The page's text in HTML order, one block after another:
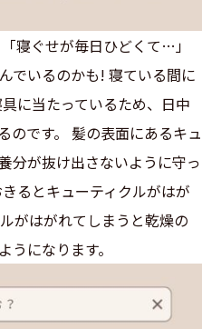
寝ぐせが毎日ひどくて…」
でいるのかも! 寝ている間に
に当たっているため、日中
のです。 髪の表面にあるキュ
分が抜け出さないように守っ
るとキューティクルがはが
がはがれてしまうと乾燥の
になります。